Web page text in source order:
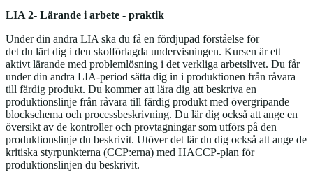
LIA 2- Lärande i arbete - praktik
Under din andra LIA ska du få en fördjupad förståelse för
det du lärt dig i den skolförlagda undervisningen. Kursen är ett
aktivt lärande med problemlösning i det verkliga arbetslivet. Du får
under din andra LIA-period sätta dig in i produktionen från råvara
till färdig produkt. Du kommer att lära dig att beskriva en
produktionslinje från råvara till färdig produkt med övergripande
blockschema och processbeskrivning. Du lär dig också att ange en
översikt av de kontroller och provtagningar som utförs på den
produktionslinje du beskrivit. Utöver det lär du dig också att ange de
kritiska styrpunkterna (CCP:erna) med HACCP-plan för
produktionslinjen du beskrivit.